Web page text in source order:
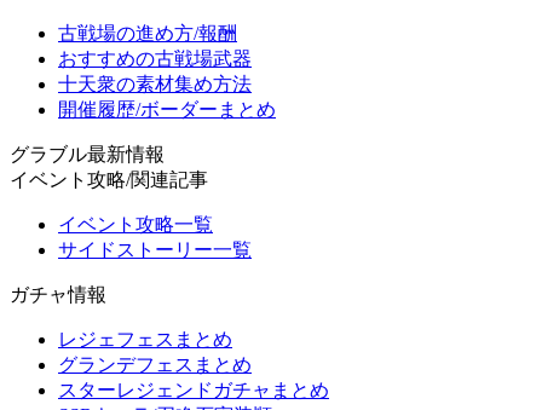
古戦場の進め方/報酬
おすすめの古戦場武器
十天衆の素材集め方法
開催履歴/ボーダーまとめ
グラブル最新情報
イベント攻略/関連記事
イベント攻略一覧
サイドストーリー一覧
ガチャ情報
レジェフェスまとめ
グランデフェスまとめ
スターレジェンドガチャまとめ